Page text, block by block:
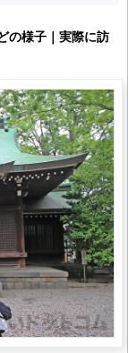
の様子｜実際に訪